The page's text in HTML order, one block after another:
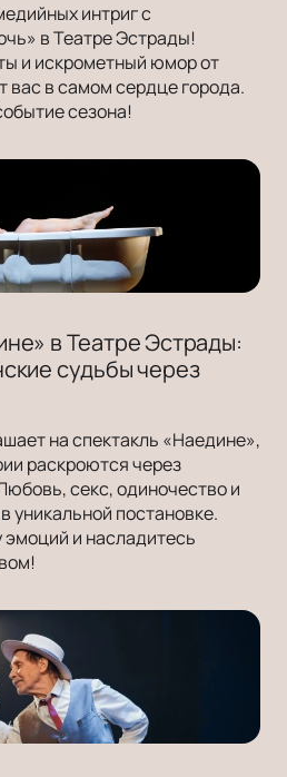
интриг с
в Театре Эстрады!
и искрометный юмор от
вас в самом сердце города.
сезона!
в Театре Эстрады:
судьбы через
на спектакль «Наедине»,
раскроются через
секс, одиночество и
уникальной постановке.
эмоций и насладитесь